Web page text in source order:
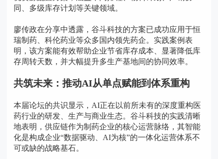
同、多级库存计划等关键领域。
廖传政在分享中透露，谷斗科技的方案已成功应用于恒
瑞制药、科伦药业等众多国内领先药企。实践案例表
明，该方案能有效帮助企业节省库存成本、显著降低库
存周转天数，并大幅提升多生产基地间的协同效率。
共筑未来：推动AI从单点赋能到体系重构
本届论坛的共识显示，AI正在以前所未有的深度重构医
药行业的研发、生产与商业生态。谷斗科技的实践清晰
地表明，供应链作为制药企业的核心运营脉络，其智能
化是构成企业“数据驱动、AI为核”的一体化运营体系不
可或缺的战略基石。